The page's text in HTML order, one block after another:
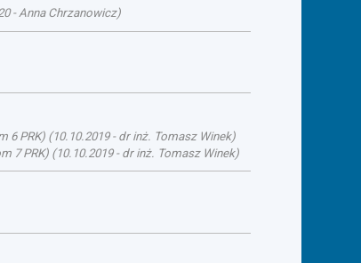
-Anna Chrzanowicz)
6 PRK) (10.10.2019- dr inż. Tomasz Winek)
7 PRK) (10.10.2019- dr inż. Tomasz Winek)